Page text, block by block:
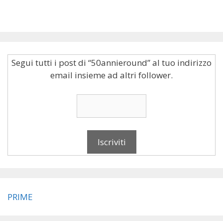
Segui tutti i post di “50annieround” al tuo indirizzo
email insieme ad altri follower.
PRIME